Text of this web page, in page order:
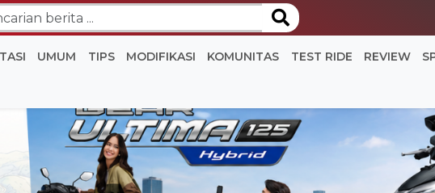
UMUM TIPS MODIFIKASI KOMUNITAS TEST RIDE REVIEW